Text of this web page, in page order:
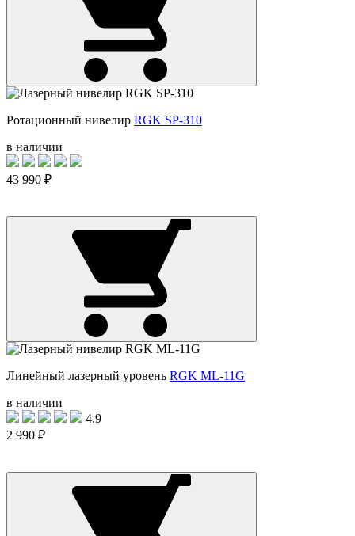
Ротационный нивелир RGK SP-310
в наличии
43 990 ₽
Линейный лазерный уровень RGK ML-11G
в наличии
4.9
2 990 ₽